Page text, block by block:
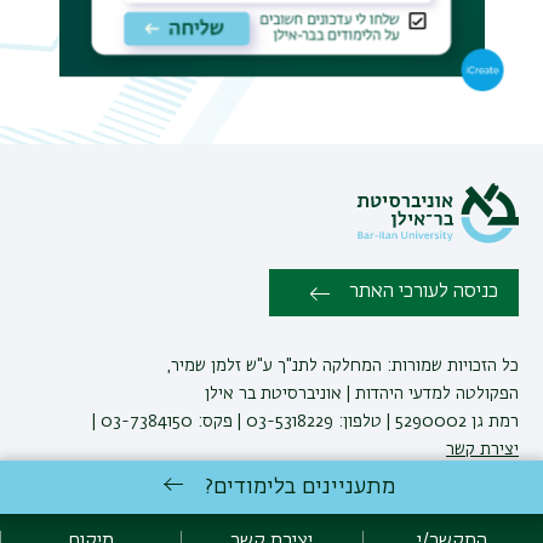
כניסה לעורכי האתר
כל הזכויות שמורות: המחלקה לתנ"ך ע"ש זלמן שמיר,
הפקולטה למדעי היהדות | אוניברסיטת בר אילן
רמת גן 5290002 | טלפון: 03-5318229 | פקס: 03-7384150 |
יצירת קשר
מתעניינים בלימודים?